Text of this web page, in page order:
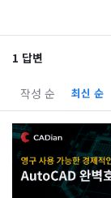
1 답변
작성 순 최신 순